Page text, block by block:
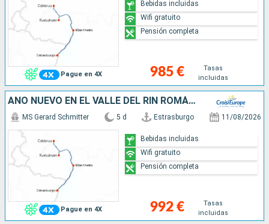
Pague en 4X 985 €
Tasas
incluidas
Bebidas incluidas
Wifi gratuito
Pensión completa
AÑO NUEVO EN EL VALLE DEL RIN ROMÁNTICO (FORMULA PUERTO/PUERTO)
Pague en 4X
MS Gerard Schmitter 5 d Estrasburgo 11/08/2026
992 €
Tasas
incluidas
Bebidas incluidas
Wifi gratuito
Pensión completa